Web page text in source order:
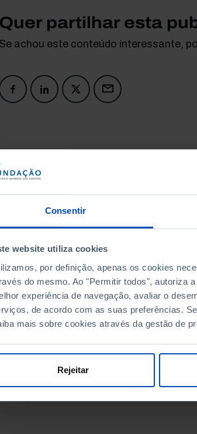
Consentir
website utiliza cookies
por definição, apenas os cookies
do mesmo. Ao "Permitir todos", autoriza
experiência de navegação, avaliar o
de acordo com as suas preferências.
mais sobre cookies através da gestão de
Rejeitar
Quer partilhar esta
Se achou este conteúdo interessante,
DATA DE